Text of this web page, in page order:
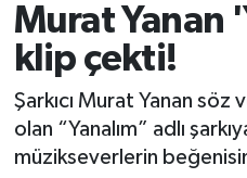
Murat Yanan
klip çekti!
Şarkıcı Murat Yanan
olan “Yanalım” adlı
müzikseverlerin
Süper Lig Puan
Tüm Manşetler
Son Dakika Haberleri